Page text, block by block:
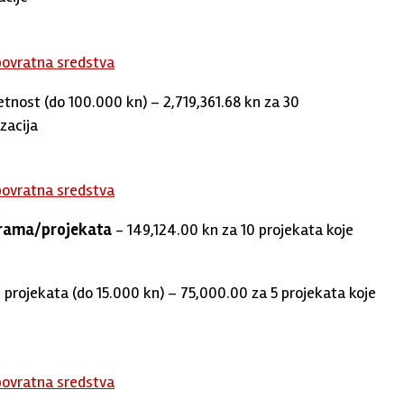
sredstva
(do 100.000 kn) – 2,719,361.68 kn za 30
sredstva
projekata - 149,124.00 kn za 10 projekata koje
(do 15.000 kn) – 75,000.00 za 5 projekata koje
sredstva